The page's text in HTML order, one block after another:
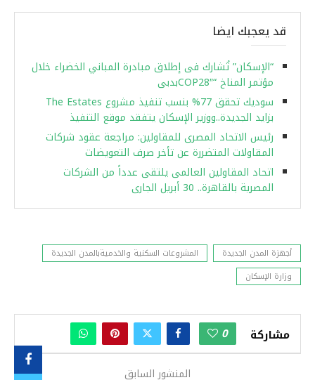
قد يعجبك ايضا
“الإسكان” تُشارك فى إطلاق مبادرة المباني الخضراء خلال
مؤتمر المناخ “COP28″بدبى
سوديك تحقق 77% بنسب تنفيذ مشروع The Estates
بزايد الجديدة..ووزير الإسكان يتفقد موقع التنفيذ
رئيس الاتحاد المصرى للمقاولين: مراجعة عقود شركات
المقاولات المتضررة عن تأخر صرف التعويضات
اتحاد المقاولين العالمى يلتقى عدداً من الشركات
المصرية بالقاهرة.. 30 أبريل الجارى
أجهزة المدن الجديدة
المشروعات السكنية والخدميةبالمدن الجديدة
وزارة الإسكان
مشاركة 0
المنشور السابق